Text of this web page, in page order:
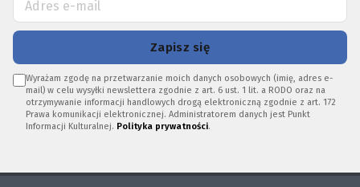
Zapisz się
Wyrażam zgodę na przetwarzanie moich danych osobowych (imię, adres e-
mail) w celu wysyłki newslettera zgodnie z art. 6 ust. 1 lit. a RODO oraz na
otrzymywanie informacji handlowych drogą elektroniczną zgodnie z art. 172
Prawa komunikacji elektronicznej. Administratorem danych jest Punkt
Informacji Kulturalnej. Polityka prywatności.